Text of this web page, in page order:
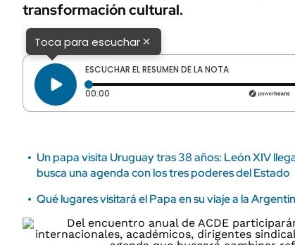
transformación cultural.
Toca para escuchar×
ESCUCHAR EL RESUMEN DE LA NOTA
00:00 Tiempo transcurrido: 0 segundos
Un papa visita Uruguay tras 38 años: León XIV
busca una agenda con los tres poderes del Estado
Qué lugares visitará el Papa en su viaje a la